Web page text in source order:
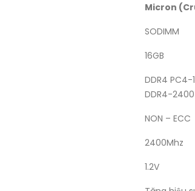
Micron
SODIMM
16GB
DDR4 PC4-
DDR4-2400
NON – ECC
2400Mhz
1.2V